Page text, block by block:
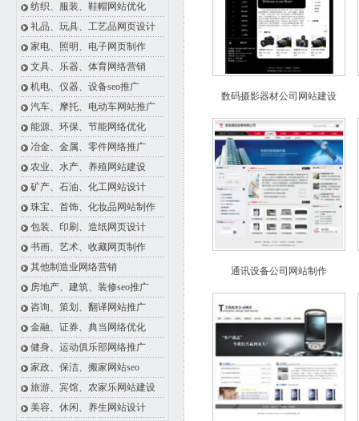
纺织、服装、鞋帽网站优化
礼品、玩具、工艺品网页设计
家电、照明、电子网页制作
文具、乐器、体育网络营销
机电、仪器、设备seo推广
汽车、摩托、电动车网站推广
能源、环保、节能网络优化
冶金、金属、零件网络推广
农业、水产、养殖网站建设
矿产、石油、化工网站设计
珠宝、首饰、化妆品网站制作
包装、印刷、造纸网页设计
书画、艺术、收藏网页制作
其他制造业网络营销
房地产、建筑、装修seo推广
咨询、策划、翻译网站推广
金融、证券、典当网络优化
健身、运动俱乐部网络推广
家政、保洁、搬家网站seo
旅游、宾馆、农家乐网站建设
美容、休闲、养生网站设计
数码摄影器材公司网站建设
通讯设备公司网站制作